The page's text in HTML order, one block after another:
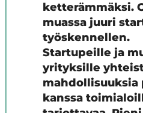
ketterämmäksi.
muassa juuri
työskennellen.
Startupeille ja
yrityksille
mahdollisuuksia
kanssa